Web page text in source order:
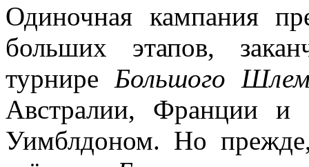
Одиночная кампания
больших этапов,
турнире Большого
Австралии, Франции
Уимблдоном. Но